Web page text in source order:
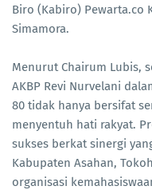
Biro (Kabiro) Pewarta.co
Simamora.
Menurut Chairum Lubis,
AKBP Revi Nurvelani
80 tidak hanya bersifat
menyentuh hati rakyat.
sukses berkat sinergi
Kabupaten Asahan,
organisasi